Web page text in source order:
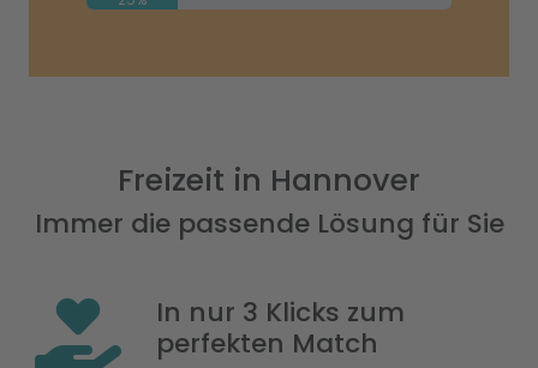
Freizeit in Hannover
Immer die passende Lösung für Sie
In nur 3 Klicks zum
perfekten Match